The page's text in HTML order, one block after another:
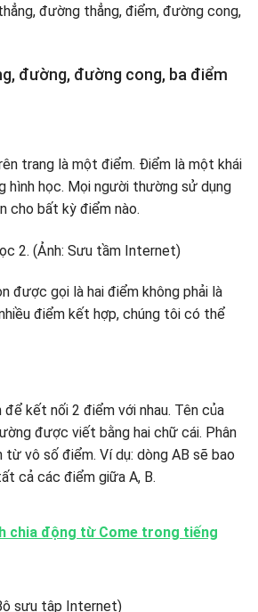
học tập
đường thẳng, điểm, đường cong,
đường, đường cong, ba điểm
trang là một điểm. Điểm là một khái
hình học. Mọi người thường sử dụng
cho bất kỳ điểm nào.
được gọi là hai điểm không phải là
điểm kết hợp, chúng tôi có thể
để kết nối 2 điểm với nhau. Tên của
được viết bằng hai chữ cái. Phân
vô số điểm. Ví dụ: dòng AB sẽ bao
cả các điểm giữa A, B.
chia động từ Come trong tiếng